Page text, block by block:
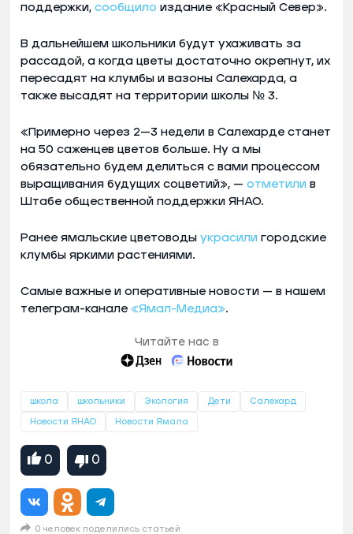
поддержки, сообщило издание «Красный Север».
В дальнейшем школьники будут ухаживать за
рассадой, а когда цветы достаточно окрепнут, их
пересадят на клумбы и вазоны Салехарда, а
также высадят на территории школы № 3.
«Примерно через 2—3 недели в Салехарде станет
на 50 саженцев цветов больше. Ну а мы
обязательно будем делиться с вами процессом
выращивания будущих соцветий», — отметили в
Штабе общественной поддержки ЯНАО.
Ранее ямальские цветоводы украсили городские
клумбы яркими растениями.
Самые важные и оперативные новости — в нашем
телеграм-канале «Ямал-Медиа».
Читайте нас в
школа школьники Экология Дети Салехард
Новости ЯНАО Новости Ямала
0 0
0 человек поделились статьей